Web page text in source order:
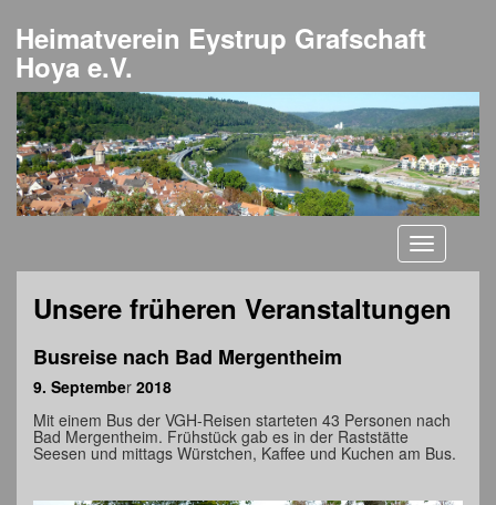
Heimatverein Eystrup Grafschaft
Hoya e.V.
Toggle
Unsere früheren Veranstaltungen
Busreise nach Bad Mergentheim
9. September 2018
Mit einem Bus der VGH-Reisen starteten 43 Personen nach
Bad Mergentheim. Frühstück gab es in der Raststätte
Seesen und mittags Würstchen, Kaffee und Kuchen am Bus.